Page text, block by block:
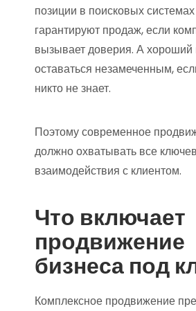
позиции в поисковых
гарантируют продаж, если
вызывает доверия. А хороший
оставаться незамеченным,
никто не знает.
Поэтому современное
должно охватывать все
взаимодействия с клиентом.
Что включает
продвижение
бизнеса под
Комплексное продвижение